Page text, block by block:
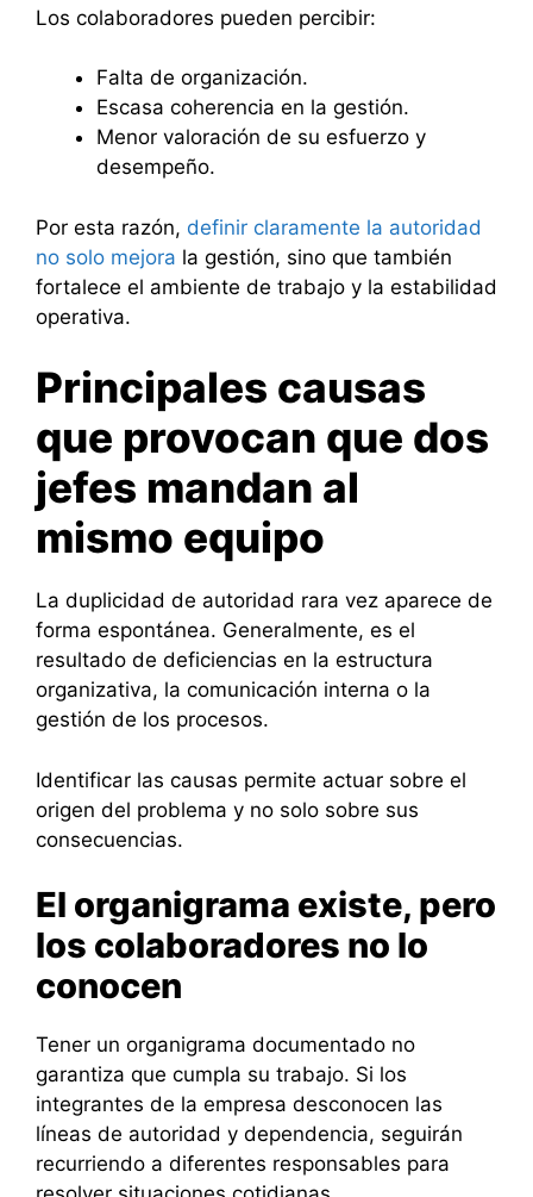
Los colaboradores pueden percibir:
Falta de organización.
Escasa coherencia en la gestión.
Menor valoración de su esfuerzo y
desempeño.
Por esta razón, definir claramente la autoridad
no solo mejora la gestión, sino que también
fortalece el ambiente de trabajo y la estabilidad
operativa.
Principales causas
que provocan que dos
jefes mandan al
mismo equipo
La duplicidad de autoridad rara vez aparece de
forma espontánea. Generalmente, es el
resultado de deficiencias en la estructura
organizativa, la comunicación interna o la
gestión de los procesos.
Identificar las causas permite actuar sobre el
origen del problema y no solo sobre sus
consecuencias.
El organigrama existe, pero
los colaboradores no lo
conocen
Tener un organigrama documentado no
garantiza que cumpla su trabajo. Si los
integrantes de la empresa desconocen las
líneas de autoridad y dependencia, seguirán
recurriendo a diferentes responsables para